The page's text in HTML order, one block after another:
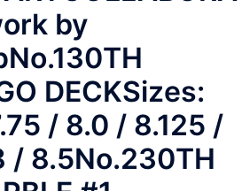
by
DECKSizes:
/ 8.0 / 8.125 /
/ 8.5No.230TH